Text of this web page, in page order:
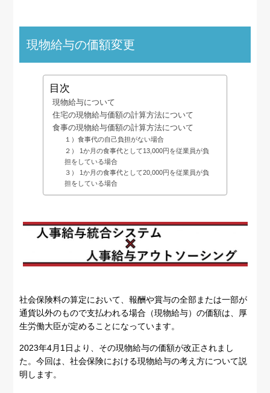
現物給与の価額変更
目次
現物給与について
住宅の現物給与価額の計算方法について
食事の現物給与価額の計算方法について
１）食事代の自己負担がない場合
２） 1か月の食事代として13,000円を従業員が負
担をしている場合
３） 1か月の食事代として20,000円を従業員が負
担をしている場合
社会保険料の算定において、報酬や賞与の全部または一部が
通貨以外のもので支払われる場合（現物給与）の価額は、厚
生労働大臣が定めることになっています。
2023年4月1日より、その現物給与の価額が改正されまし
た。今回は、社会保険における現物給与の考え方について説
明します。